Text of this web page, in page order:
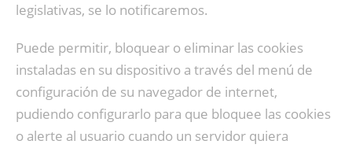
legislativas, se lo notificaremos.
Puede permitir, bloquear o eliminar las cookies
instaladas en su dispositivo a través del menú de
configuración de su navegador de internet,
pudiendo configurarlo para que bloquee las cookies
o alerte al usuario cuando un servidor quiera